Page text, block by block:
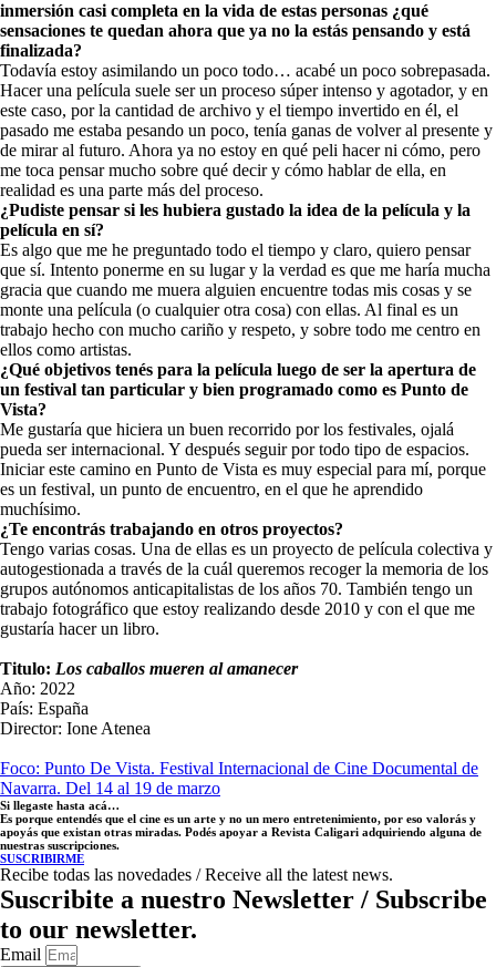
inmersión casi completa en la vida de estas personas ¿qué
sensaciones te quedan ahora que ya no la estás pensando y está
finalizada?
Todavía estoy asimilando un poco todo… acabé un poco sobrepasada.
Hacer una película suele ser un proceso súper intenso y agotador, y en
este caso, por la cantidad de archivo y el tiempo invertido en él, el
pasado me estaba pesando un poco, tenía ganas de volver al presente y
de mirar al futuro. Ahora ya no estoy en qué peli hacer ni cómo, pero
me toca pensar mucho sobre qué decir y cómo hablar de ella, en
realidad es una parte más del proceso.
¿Pudiste pensar si les hubiera gustado la idea de la película y la
película en sí?
Es algo que me he preguntado todo el tiempo y claro, quiero pensar
que sí. Intento ponerme en su lugar y la verdad es que me haría mucha
gracia que cuando me muera alguien encuentre todas mis cosas y se
monte una película (o cualquier otra cosa) con ellas. Al final es un
trabajo hecho con mucho cariño y respeto, y sobre todo me centro en
ellos como artistas.
¿Qué objetivos tenés para la película luego de ser la apertura de
un festival tan particular y bien programado como es Punto de
Vista?
Me gustaría que hiciera un buen recorrido por los festivales, ojalá
pueda ser internacional. Y después seguir por todo tipo de espacios.
Iniciar este camino en Punto de Vista es muy especial para mí, porque
es un festival, un punto de encuentro, en el que he aprendido
muchísimo.
¿Te encontrás trabajando en otros proyectos?
Tengo varias cosas. Una de ellas es un proyecto de película colectiva y
autogestionada a través de la cuál queremos recoger la memoria de los
grupos autónomos anticapitalistas de los años 70. También tengo un
trabajo fotográfico que estoy realizando desde 2010 y con el que me
gustaría hacer un libro.
Titulo: Los caballos mueren al amanecer
Año: 2022
País: España
Director: Ione Atenea
Foco: Punto De Vista. Festival Internacional de Cine Documental de
Navarra. Del 14 al 19 de marzo
Si llegaste hasta acá…
Es porque entendés que el cine es un arte y no un mero entretenimiento, por eso valorás y
apoyás que existan otras miradas. Podés apoyar a Revista Caligari adquiriendo alguna de
nuestras suscripciones.
SUSCRIBIRME
Recibe todas las novedades / Receive all the latest news.
Suscribite a nuestro Newsletter / Subscribe
to our newsletter.
Email